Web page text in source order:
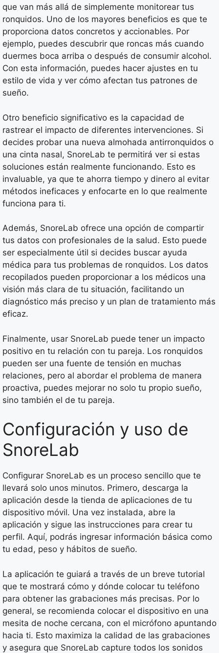
que van más allá de simplemente monitorear tus
ronquidos. Uno de los mayores beneficios es que te
proporciona datos concretos y accionables. Por
ejemplo, puedes descubrir que roncas más cuando
duermes boca arriba o después de consumir alcohol.
Con esta información, puedes hacer ajustes en tu
estilo de vida y ver cómo afectan tus patrones de
sueño.
Otro beneficio significativo es la capacidad de
rastrear el impacto de diferentes intervenciones. Si
decides probar una nueva almohada antirronquidos o
una cinta nasal, SnoreLab te permitirá ver si estas
soluciones están realmente funcionando. Esto es
invaluable, ya que te ahorra tiempo y dinero al evitar
métodos ineficaces y enfocarte en lo que realmente
funciona para ti.
Además, SnoreLab ofrece una opción de compartir
tus datos con profesionales de la salud. Esto puede
ser especialmente útil si decides buscar ayuda
médica para tus problemas de ronquidos. Los datos
recopilados pueden proporcionar a los médicos una
visión más clara de tu situación, facilitando un
diagnóstico más preciso y un plan de tratamiento más
eficaz.
Finalmente, usar SnoreLab puede tener un impacto
positivo en tu relación con tu pareja. Los ronquidos
pueden ser una fuente de tensión en muchas
relaciones, pero al abordar el problema de manera
proactiva, puedes mejorar no solo tu propio sueño,
sino también el de tu pareja.
Configuración y uso de
SnoreLab
Configurar SnoreLab es un proceso sencillo que te
llevará solo unos minutos. Primero, descarga la
aplicación desde la tienda de aplicaciones de tu
dispositivo móvil. Una vez instalada, abre la
aplicación y sigue las instrucciones para crear tu
perfil. Aquí, podrás ingresar información básica como
tu edad, peso y hábitos de sueño.
La aplicación te guiará a través de un breve tutorial
que te mostrará cómo y dónde colocar tu teléfono
para obtener las grabaciones más precisas. Por lo
general, se recomienda colocar el dispositivo en una
mesita de noche cercana, con el micrófono apuntando
hacia ti. Esto maximiza la calidad de las grabaciones
y asegura que SnoreLab capture todos los sonidos